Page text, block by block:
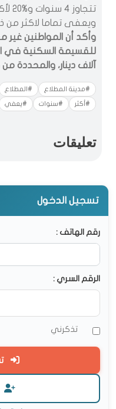
ويعفى تماما لاكثر من
وأكد أن المواطنين غير
آلاف دينار، والمحددة
#مدينة المطلاع #المطلاع
#أكثر #سنوات #يعفي
تعليقات
تسجيل الدخول
رقم الهاتف :
الرقم السري :
تذكرني